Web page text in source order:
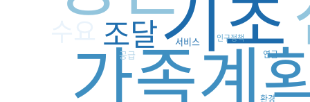
가족계
조달
서비스
공급
연금
환경
인구정책